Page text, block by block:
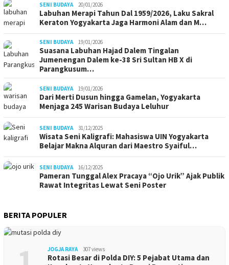
SENI BUDAYA 20/01/2026
Labuhan Merapi Tahun Dal 1959/2026, Laku Sakral
Keraton Yogyakarta Jaga Harmoni Alam dan M…
SENI BUDAYA 19/01/2026
Suasana Labuhan Hajad Dalem Tingalan
Jumenengan Dalem ke-38 Sri Sultan HB X di
Parangkusum…
SENI BUDAYA 19/01/2026
Dari Merti Dusun hingga Gamelan, Yogyakarta
Menjaga 245 Warisan Budaya Leluhur
SENI BUDAYA 31/12/2025
Wisata Seni Kaligrafi: Mahasiswa UIN Yogyakarta
Belajar Makna Alquran dari Maestro Syaiful…
SENI BUDAYA 16/12/2025
Pameran Tunggal Alex Pracaya “Ojo Urik” Ajak Publik
Rawat Integritas Lewat Seni Poster
BERITA POPULER
JOGJA RAYA 307 views
Rotasi Besar di Polda DIY: 5 Pejabat Utama dan